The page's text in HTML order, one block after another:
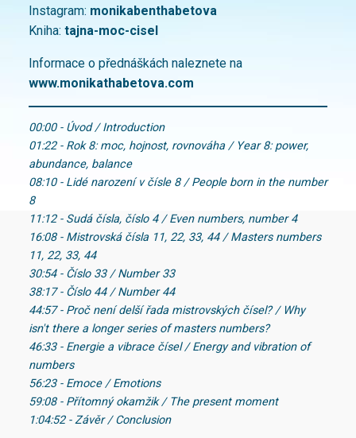
Instagram: monikabenthabetova
Kniha: tajna-moc-cisel
Informace o přednáškách naleznete na
www.monikathabetova.com
00:00 - Úvod / Introduction
01:22 - Rok 8: moc, hojnost, rovnováha / Year 8: power,
abundance, balance
08:10 - Lidé narození v čísle 8 / People born in the number
8
11:12 - Sudá čísla, číslo 4 / Even numbers, number 4
16:08 - Mistrovská čísla 11, 22, 33, 44 / Masters numbers
11, 22, 33, 44
30:54 - Číslo 33 / Number 33
38:17 - Číslo 44 / Number 44
44:57 - Proč není delší řada mistrovských čísel? / Why
isn't there a longer series of masters numbers?
46:33 - Energie a vibrace čísel / Energy and vibration of
numbers
56:23 - Emoce / Emotions
59:08 - Přítomný okamžik / The present moment
1:04:52 - Závěr / Conclusion